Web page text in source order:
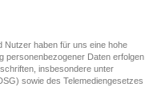
Nutzer haben für uns eine hohe
personenbezogener Daten erfolgen
insbesondere unter
sowie des Telemediengesetzes